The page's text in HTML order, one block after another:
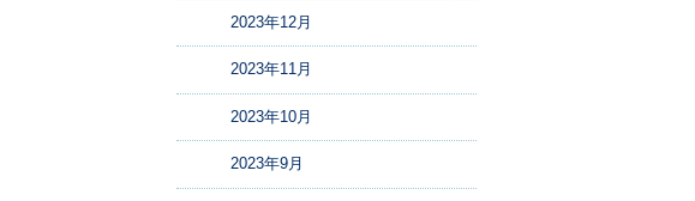
2023年12月
2023年11月
2023年10月
2023年9月